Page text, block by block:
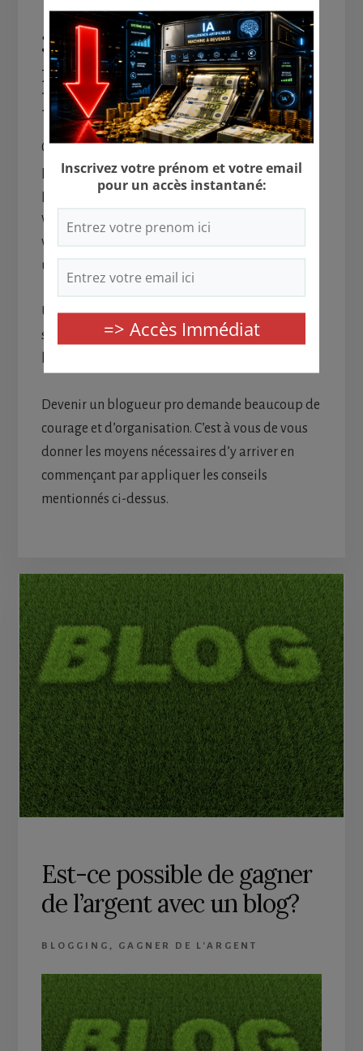
3 – Construire une
relation solide avec sa
liste :
Quand vous démarrez votre blog, ne cherchez
pas premièrement à gagner de l’argent. La
première chose à faire est de trouver des
visiteurs. Puis offrez du contenu de qualité à ces
visiteurs. Ainsi, vous allez pouvoir construire
une relation de confiance avec eux.
Une fois que vous aurez construit une relation
solide avec vos lecteurs, vous pourrez mieux
Devenir un blogueur pro demande beaucoup de
courage et d’organisation. C’est à vous de vous
donner les moyens nécessaires d’y arriver en
commençant par appliquer les conseils
mentionnés ci-dessus.
Est-ce possible de gagner
de l’argent avec un blog?
BLOGGING , GAGNER DE L'ARGENT